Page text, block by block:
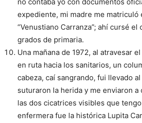
expediente, mi madre me matriculó
“Venustiano Carranza”; ahí cursé
grados de primaria.
Una mañana de 1972, al atravesar
en ruta hacia los sanitarios, un
cabeza, caí sangrando, fui llevado
suturaron la herida y me enviaron a
las dos cicatrices visibles que
enfermera fue la histórica Lupita